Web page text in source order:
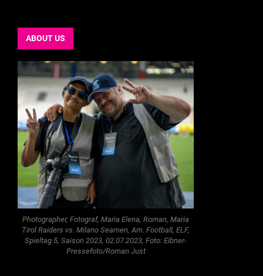
ABOUT US
Photographer, Fotograf, Maria Elena, Roman, Maria
Tirol Raiders vs. Milano Seamen, Am. Football, ELF,
Spieltag 5, Saison 2023, 02.07.2023, Foto: Eibner-
Pressefoto/Roman Just